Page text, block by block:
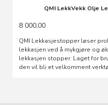
QMI LekkVekk Olje
8 000,00
QMI Lekkasjestopper løser
lekkasjen ved å mykgjøre og
lekkasjen stopper. Laget for
den vil bli et velkomment